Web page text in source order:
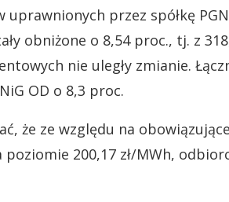
uprawnionych przez spółkę
obniżone o 8,54 proc., tj. z
nie uległy zmianie.
OD o 8,3 proc.
że ze względu na
poziomie 200,17 zł/MWh,